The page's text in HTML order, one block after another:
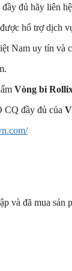
đủ hãy liên
hổ trợ dịch
Nam uy tín và
Vòng bi
CQ đầy đủ của
và đã mua sản